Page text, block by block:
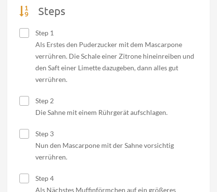
Steps
Step 1
Als Erstes den Puderzucker mit dem Mascarpone
verrühren. Die Schale einer Zitrone hineinreiben und
den Saft einer Limette dazugeben, dann alles gut
verrühren.
Step 2
Die Sahne mit einem Rührgerät aufschlagen.
Step 3
Nun den Mascarpone mit der Sahne vorsichtig
verrühren.
Step 4
Als Nächstes Muffinförmchen auf ein größeres